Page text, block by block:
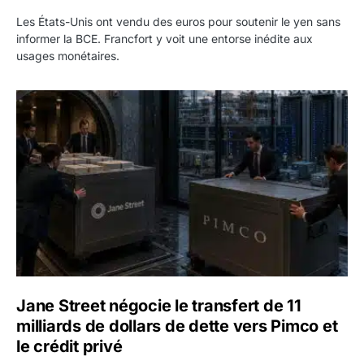
Les États-Unis ont vendu des euros pour soutenir le yen sans
informer la BCE. Francfort y voit une entorse inédite aux
usages monétaires.
Jane Street négocie le transfert de 11 milliards de
Jane Street négocie le transfert de 11
milliards de dollars de dette vers Pimco et
le crédit privé